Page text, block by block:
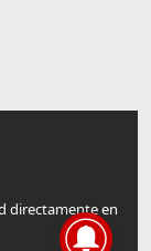
directamente en